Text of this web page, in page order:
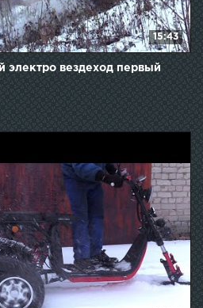
15:43
электро вездеход первый